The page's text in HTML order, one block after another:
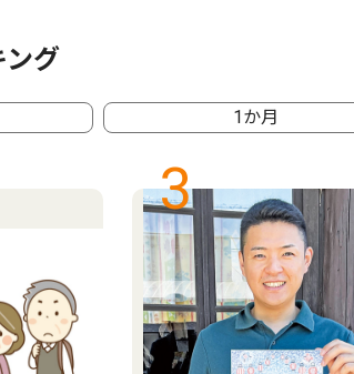
ング
1か月
3